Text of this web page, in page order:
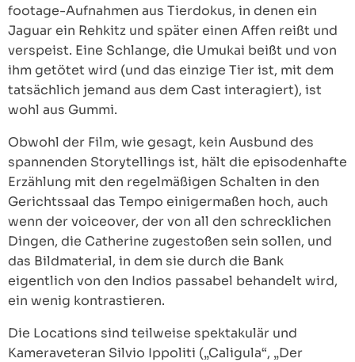
footage-Aufnahmen aus Tierdokus, in denen ein
Jaguar ein Rehkitz und später einen Affen reißt und
verspeist. Eine Schlange, die Umukai beißt und von
ihm getötet wird (und das einzige Tier ist, mit dem
tatsächlich jemand aus dem Cast interagiert), ist
wohl aus Gummi.
Obwohl der Film, wie gesagt, kein Ausbund des
spannenden Storytellings ist, hält die episodenhafte
Erzählung mit den regelmäßigen Schalten in den
Gerichtssaal das Tempo einigermaßen hoch, auch
wenn der voiceover, der von all den schrecklichen
Dingen, die Catherine zugestoßen sein sollen, und
das Bildmaterial, in dem sie durch die Bank
eigentlich von den Indios passabel behandelt wird,
ein wenig kontrastieren.
Die Locations sind teilweise spektakulär und
Kameraveteran Silvio Ippoliti („Caligula“, „Der